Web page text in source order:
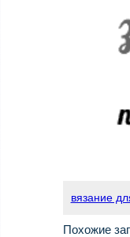
вязание
Похожие